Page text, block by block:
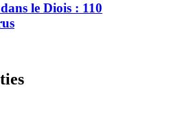
le Diois : 110